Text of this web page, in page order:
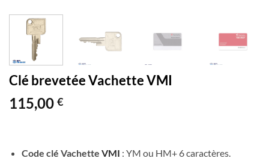
Clé brevetée Vachette VMI
115,00 €
Code clé Vachette VMI : YM ou HM+ 6 caractères.